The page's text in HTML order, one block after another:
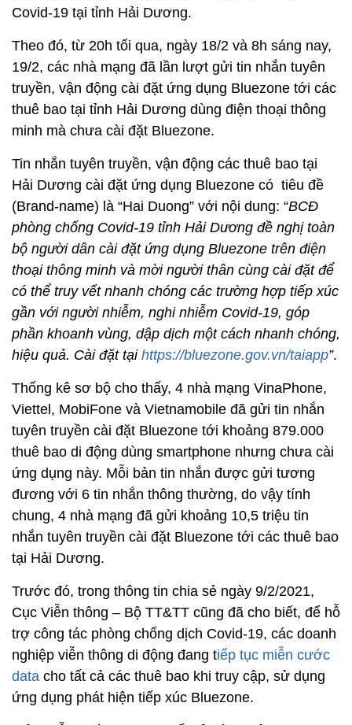
Covid-19 tại tỉnh Hải Dương.
Theo đó, từ 20h tối qua, ngày 18/2 và 8h sáng nay,
19/2, các nhà mạng đã lần lượt gửi tin nhắn tuyên
truyền, vận động cài đặt ứng dụng Bluezone tới các
thuê bao tại tỉnh Hải Dương dùng điện thoại thông
minh mà chưa cài đặt Bluezone.
Tin nhắn tuyên truyền, vận động các thuê bao tại
Hải Dương cài đặt ứng dụng Bluezone có tiêu đề
(Brand-name) là “Hai Duong” với nội dung: “BCĐ
phòng chống Covid-19 tỉnh Hải Dương đề nghị toàn
bộ người dân cài đặt ứng dụng Bluezone trên điện
thoại thông minh và mời người thân cùng cài đặt để
có thể truy vết nhanh chóng các trường hợp tiếp xúc
gần với người nhiễm, nghi nhiễm Covid-19, góp
phần khoanh vùng, dập dịch một cách nhanh chóng,
hiệu quả. Cài đặt tại https://bluezone.gov.vn/taiapp”.
Thống kê sơ bộ cho thấy, 4 nhà mạng VinaPhone,
Viettel, MobiFone và Vietnamobile đã gửi tin nhắn
tuyên truyền cài đặt Bluezone tới khoảng 879.000
thuê bao di động dùng smartphone nhưng chưa cài
ứng dụng này. Mỗi bản tin nhắn được gửi tương
đương với 6 tin nhắn thông thường, do vậy tính
chung, 4 nhà mạng đã gửi khoảng 10,5 triệu tin
nhắn tuyên truyền cài đặt Bluezone tới các thuê bao
tại Hải Dương.
Trước đó, trong thông tin chia sẻ ngày 9/2/2021,
Cục Viễn thông – Bộ TT&TT cũng đã cho biết, để hỗ
trợ công tác phòng chống dịch Covid-19, các doanh
nghiệp viễn thông di động đang tiếp tục miễn cước
data cho tất cả các thuê bao khi truy cập, sử dụng
ứng dụng phát hiện tiếp xúc Bluezone.